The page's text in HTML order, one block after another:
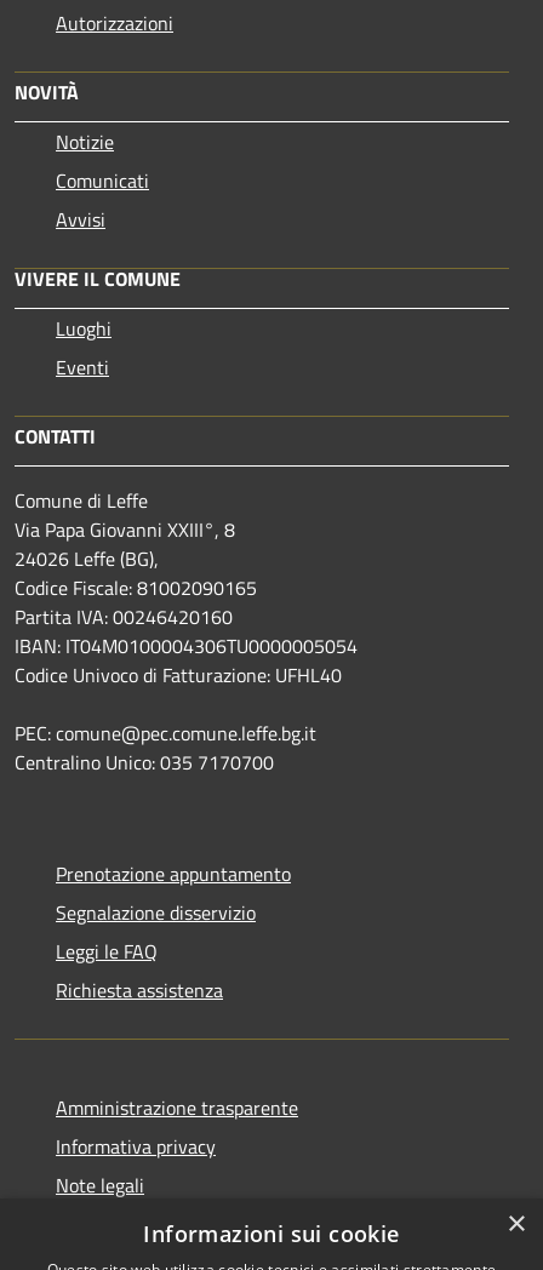
Autorizzazioni
NOVITÀ
Notizie
Comunicati
Avvisi
VIVERE IL COMUNE
Luoghi
Eventi
CONTATTI
Comune di Leffe
Via Papa Giovanni XXIII°, 8
24026 Leffe (BG),
Codice Fiscale: 81002090165
Partita IVA: 00246420160
IBAN: IT04M0100004306TU0000005054
Codice Univoco di Fatturazione: UFHL40
PEC: comune@pec.comune.leffe.bg.it
Centralino Unico: 035 7170700
Prenotazione appuntamento
Segnalazione disservizio
Leggi le FAQ
Richiesta assistenza
Amministrazione trasparente
Informativa privacy
Note legali
Dichiarazione di accessibilità
×
Informazioni sui cookie